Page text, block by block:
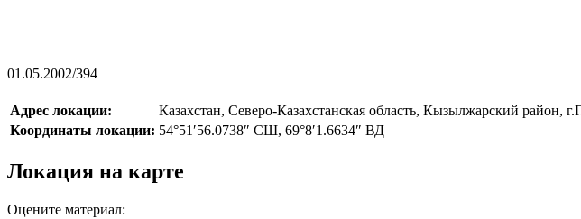
01.05.2002/394
Адрес локации:
Казахстан, Северо-Казахстанская область, Кызылжарский район,
Координаты локации: 54°51′56.0738″ СШ, 69°8′1.6634″ ВД
Локация на карте
Оцените материал: